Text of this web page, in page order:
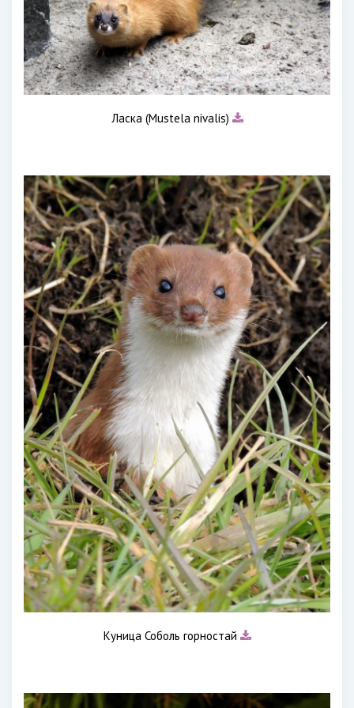
Ласка (Mustela nivalis)
Куница Соболь горностай